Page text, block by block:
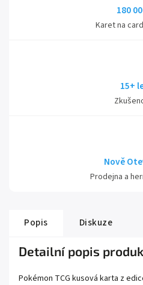
180
Karet na
15+
Nově
Prodejna a
Popis Diskuze
Detailní popis
Pokémon TCG kusová karta z